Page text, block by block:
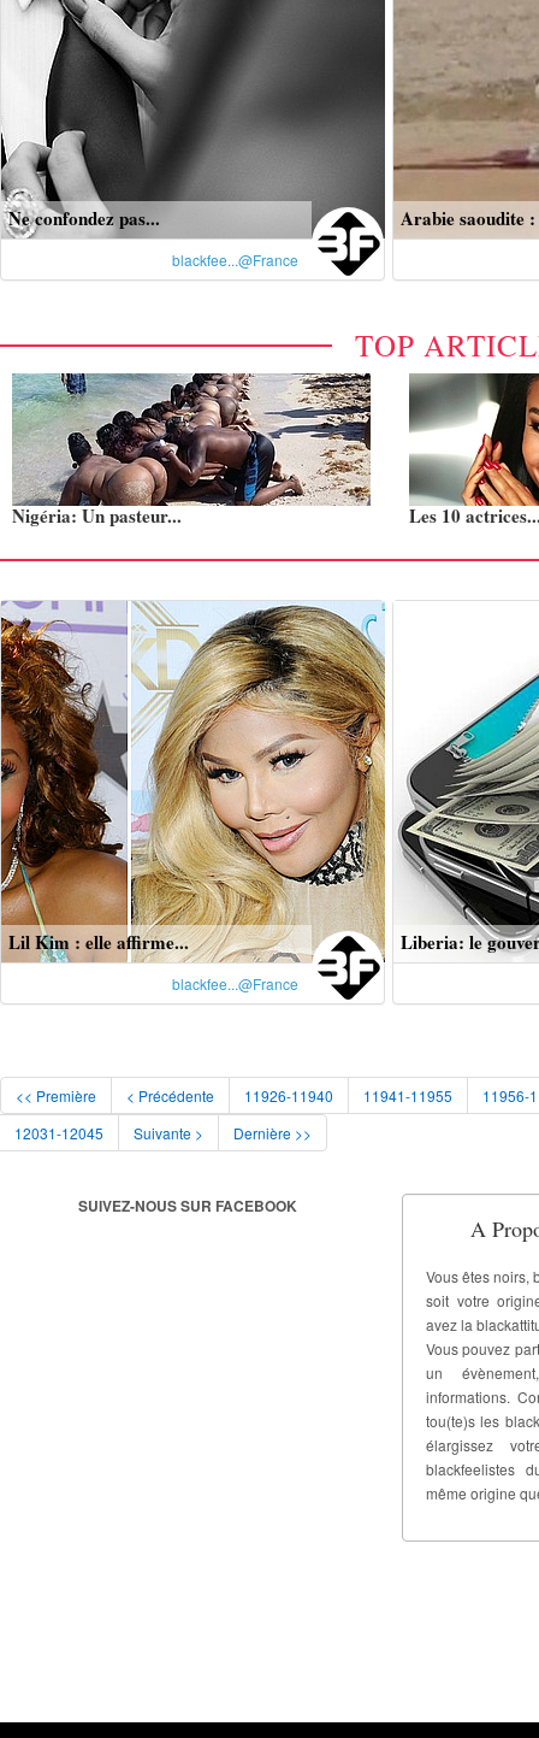
Ne confondez pas...
blackfee...@France
Arabie saoudite
TOP
Nigéria: Un pasteur... Les 10
Lil Kim : elle affirme...
blackfee...@France
Liberia: le
<< Première < Précédente 11926-11940 11941-11955
11956-
12031-12045
Suivante > Dernière >>
SUIVEZ-NOUS SUR FACEBOOK
A
Vous êtes noirs,
soit votre
avez la
Vous pouvez
un
informations.
tou(te)s les
élargissez
blackfeelistes
même origine